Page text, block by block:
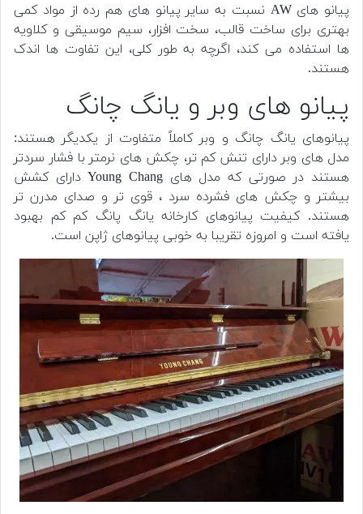
پیانو های AW نسبت به سایر پیانو های هم رده از مواد کمی
بهتری برای ساخت قالب، سخت افزار، سیم موسیقی و کلاویه
ها استفاده می کند، اگرچه به طور کلی، این تفاوت ها اندک
هستند.
پیانو های وبر و یانگ چانگ
پیانوهای یانگ چانگ و وبر کاملاً متفاوت از یکدیگر هستند:
مدل های وبر دارای تنش کم تر، چکش های نرمتر با فشار سردتر
هستند در صورتی که مدل های Young Chang دارای کشش
بیشتر و چکش های فشرده سرد ، قوی تر و صدای مدرن تر
هستند. کیفیت پیانوهای کارخانه یانگ پانگ کم کم بهبود
یافته است و امروزه تقریبا به خوبی پیانوهای ژاپن است.